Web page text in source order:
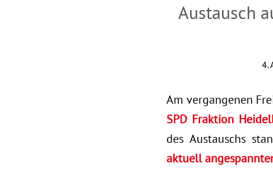
Austausch
4.
Am vergangenen
SPD Fraktion
des Austauschs
aktuell